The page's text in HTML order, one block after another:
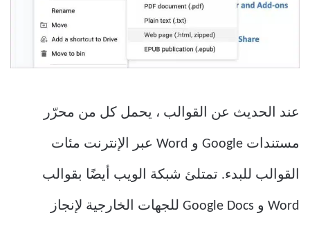
عند الحديث عن القوالب ، يحمل كل من محرّر
مستندات Google و Word عبر الإنترنت مئات
القوالب للبدء. تمتلئ شبكة الويب أيضًا بقوالب
Word و Google Docs للجهات الخارجية لإنجاز